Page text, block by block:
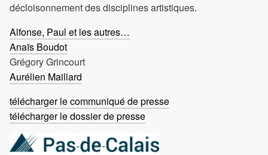
décloisonnement des disciplines artistiques.
Alfonse, Paul et les autres…
Anaïs Boudot
Grégory Grincourt
Aurélien Maillard
télécharger le communiqué de presse
télécharger le dossier de presse